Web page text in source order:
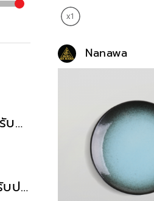
Nanawa
FK004 ส้อมรับประทานอาหาร
FK001 ส้อมรับประทานอาหาร